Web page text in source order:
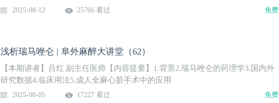
室内拔除气管插管的危险因素7.单独冠状动脉旁路移植术患者的手术室内拔管常
2025-08-12 25766 看过 免费
浅析瑞马唑仑 | 阜外麻醉大讲堂（62）
【本期讲者】吕红 副主任医师【内容提要】1.背景2.瑞马唑仑的药理学3.国内外
研究数据4.临床用法5.成人全麻心脏手术中的应用
2025-08-05 17227 看过 免费